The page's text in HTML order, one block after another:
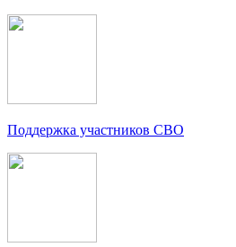
Поддержка участников СВО